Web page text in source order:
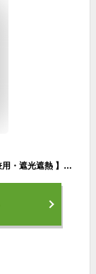
折りたたみ傘 日傘 140g超軽量 【UVカット・晴雨兼用・遮光遮熱 】日焼け防止 熱中症対策 紫外線遮断 小型 コンパクト携帯便利 撥水加工 梅雨対策 メンズ レディース ユニセックス (アーミーグリーン)